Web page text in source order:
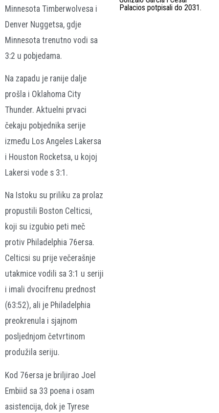
Minnesota Timberwolvesa i
Denver Nuggetsa, gdje
Minnesota trenutno vodi sa
3:2 u pobjedama.
Na zapadu je ranije dalje
prošla i Oklahoma City
Thunder. Aktuelni prvaci
čekaju pobjednika serije
između Los Angeles Lakersa
i Houston Rocketsa, u kojoj
Lakersi vode s 3:1.
Na Istoku su priliku za prolaz
propustili Boston Celticsi,
koji su izgubio peti meč
protiv Philadelphia 76ersa.
Celticsi su prije večerašnje
utakmice vodili sa 3:1 u seriji
i imali dvocifrenu prednost
(63:52), ali je Philadelphia
preokrenula i sjajnom
posljednjom četvrtinom
produžila seriju.
Kod 76ersa je briljirao Joel
Embiid sa 33 poena i osam
asistencija, dok je Tyrese
Palacios potpisali do 2031.